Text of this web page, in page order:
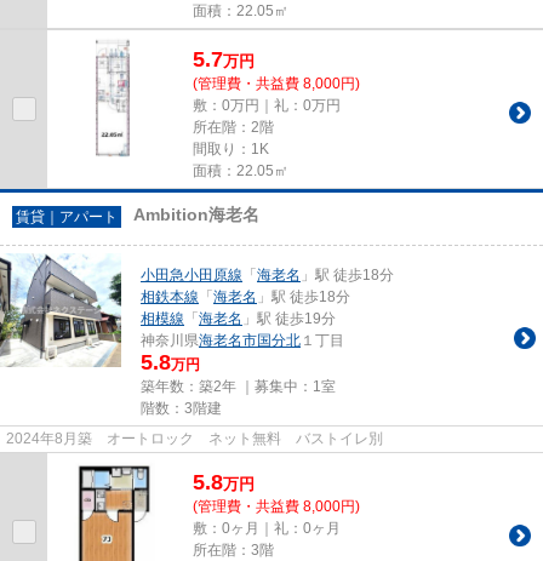
面積：22.05㎡
5.7万円
(管理費・共益費 8,000円)
敷：0万円｜礼：0万円
所在階：2階
間取り：1K
面積：22.05㎡
賃貸｜アパート Ambition海老名
小田急小田原線 「海老名 」駅 徒歩18分
相鉄本線 「海老名 」駅 徒歩18分
相模線 「海老名 」駅 徒歩19分
神奈川県海老名市国分北 １丁目
5.8万円
築年数：築2年 ｜募集中： 1室
階数：3階建
2024年8月築 オートロック ネット無料 バストイレ別
5.8万円
(管理費・共益費 8,000円)
敷：0ヶ月｜礼：0ヶ月
所在階：3階